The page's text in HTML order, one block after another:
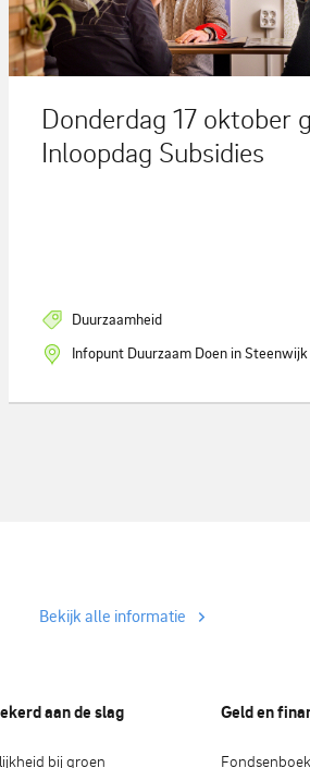
Donderdag 17 oktober
Inloopdag Subsidies
Duurzaamheid
Infopunt Duurzaam Doen in Steenwijk
Bekijk alle informatie
aan de slag
bij groen
Geld en